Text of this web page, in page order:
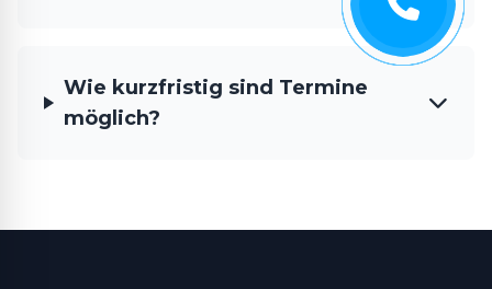
Wie kurzfristig sind Termine
möglich?